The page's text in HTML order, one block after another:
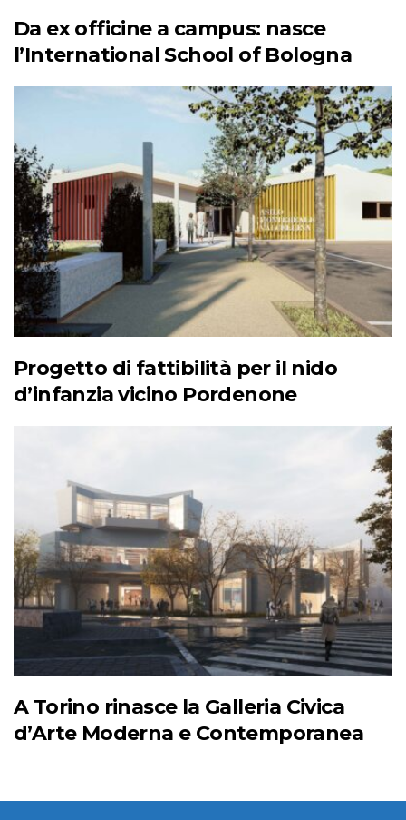
Da ex officine a campus: nasce
l’International School of Bologna
Progetto di fattibilità per il nido
d’infanzia vicino Pordenone
A Torino rinasce la Galleria Civica
d’Arte Moderna e Contemporanea